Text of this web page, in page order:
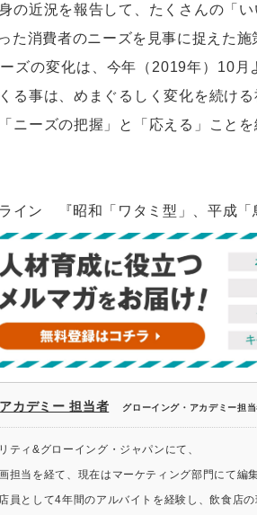
の近況を報告して、たくさんの「
た消費者のニーズを見事に捉えた施
ズの変化は、今年（2019年）10
る事は、めまぐるしく変化を続け
ニーズの把握」と「応える」こと
イン 『昭和「ワタミ型」、平成「
カデミー 担当者 グローイング・アカデミー担当
ティ&グローイング・ジャパンにて、
担当を経て、現在はマーケティング部門にて編集
員として4年間のアルバイトを経験し、飲食店の